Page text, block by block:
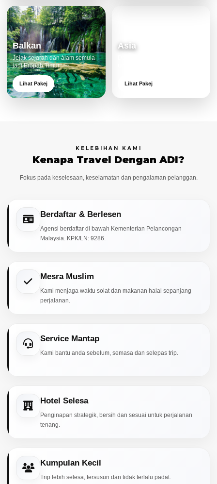
Balkan
Jejak sejarah dan alam semula
jadi Eropah Timur.
Lihat Pakej
Asia
Lihat Pakej
KELEBIHAN KAMI
Kenapa Travel Dengan ADI?
Fokus pada keselesaan, keselamatan dan pengalaman pelanggan.
Berdaftar & Berlesen
Agensi berdaftar di bawah Kementerian Pelancongan
Malaysia. KPK/LN: 9286.
Mesra Muslim
Kami menjaga waktu solat dan makanan halal sepanjang
perjalanan.
Service Mantap
Kami bantu anda sebelum, semasa dan selepas trip.
Hotel Selesa
Penginapan strategik, bersih dan sesuai untuk perjalanan
tenang.
Kumpulan Kecil
Trip lebih selesa, tersusun dan tidak terlalu padat.